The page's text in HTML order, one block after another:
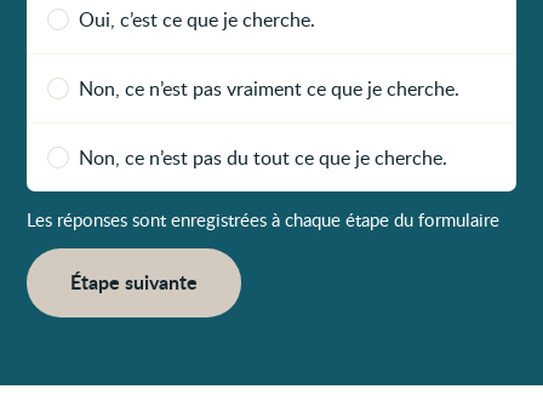
Oui, c’est ce que je cherche.
Non, ce n’est pas vraiment ce que je cherche.
Non, ce n’est pas du tout ce que je cherche.
Les réponses sont enregistrées à chaque étape du formulaire
Étape suivante